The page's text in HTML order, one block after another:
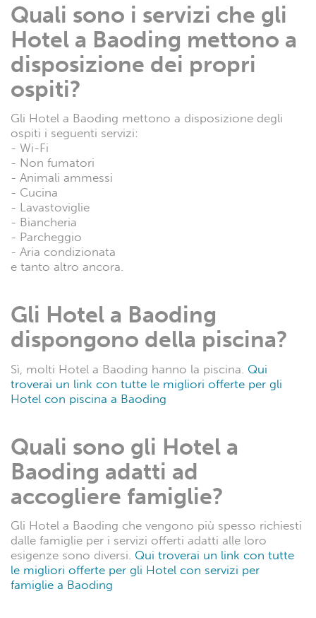
Quali sono i servizi che gli
Hotel a Baoding mettono a
disposizione dei propri
ospiti?
Gli Hotel a Baoding mettono a disposizione degli
ospiti i seguenti servizi:
- Wi-Fi
- Non fumatori
- Animali ammessi
- Cucina
- Lavastoviglie
- Biancheria
- Parcheggio
- Aria condizionata
e tanto altro ancora.
Gli Hotel a Baoding
dispongono della piscina?
Sì, molti Hotel a Baoding hanno la piscina. Qui
troverai un link con tutte le migliori offerte per gli
Hotel con piscina a Baoding
Quali sono gli Hotel a
Baoding adatti ad
accogliere famiglie?
Gli Hotel a Baoding che vengono più spesso richiesti
dalle famiglie per i servizi offerti adatti alle loro
esigenze sono diversi. Qui troverai un link con tutte
le migliori offerte per gli Hotel con servizi per
famiglie a Baoding